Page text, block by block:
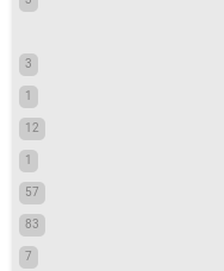
3
1
12
1
57
83
7